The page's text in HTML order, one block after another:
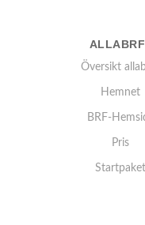
Översikt
Hemnet
BRF-
Pris
Startpaket